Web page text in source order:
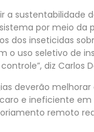
a sustentabilidade
por meio da
dos inseticidas
o uso seletivo de
diz Carlos
deverão
e ineficiente
remoto